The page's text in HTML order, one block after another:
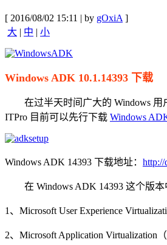
[ 2016/08/02 15:11 | by gOxiA]
大 | 中 | 小
Windows ADK 10.1.14393 下载
在过半天时间广大的 Windows 用户
ITPro 目前可以先行下载 Windows
Windows ADK 14393 下载地址：
在 Windows ADK 14393 这个版本
1、Microsoft User Experience
2、Microsoft Application Virtualization